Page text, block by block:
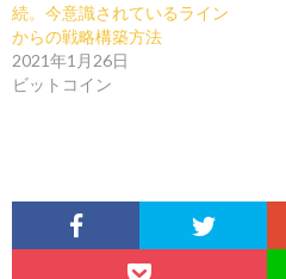
続。今意識されているライン
からの戦略構築方法
2021年1月26日
ビットコイン